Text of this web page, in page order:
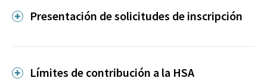
Presentación de solicitudes de inscripción
Límites de contribución a la HSA